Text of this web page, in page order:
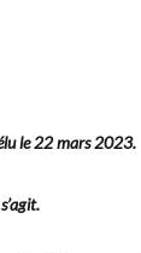
le 22 mars 2023.